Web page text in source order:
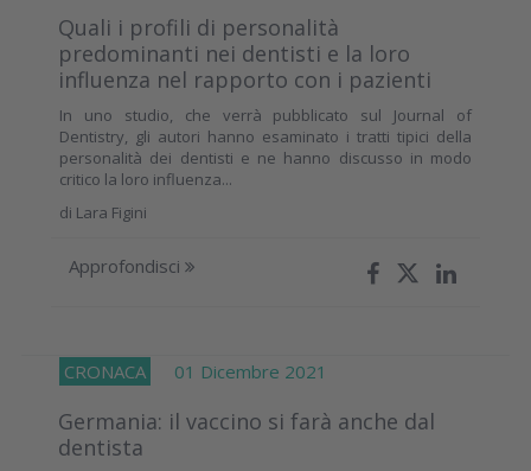
Quali i profili di personalità
predominanti nei dentisti e la loro
influenza nel rapporto con i pazienti
In uno studio, che verrà pubblicato sul Journal of
Dentistry, gli autori hanno esaminato i tratti tipici della
personalità dei dentisti e ne hanno discusso in modo
critico la loro influenza...
di Lara Figini
Approfondisci
CRONACA 01 Dicembre 2021
Germania: il vaccino si farà anche dal
dentista